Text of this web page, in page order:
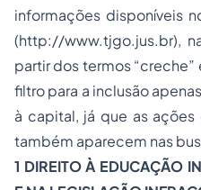
informações disponíveis
(http://www.tjgo.jus.br),
partir dos termos “creche”
filtro para a inclusão
à capital, já que as ações
também aparecem nas
1 DIREITO À EDUCAÇÃO